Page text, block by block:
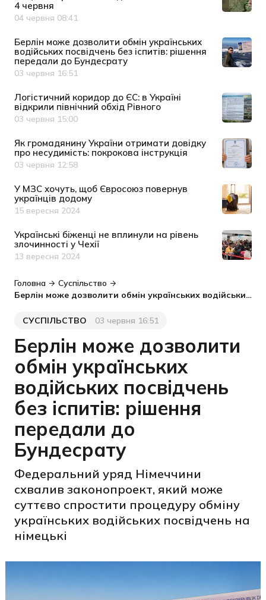
4 червня
Дата публікації
04 червня 08:41
Берлін може дозволити обмін українських
водійських посвідчень без іспитів: рішення
передали до Бундесрату
Дата публікації
03 червня 16:51
Логістичний коридор до ЄС: в Україні
відкрили північний обхід Рівного
Дата публікації
03 червня 15:00
Як громадянину України отримати довідку
про несудимість: покрокова інструкція
Дата публікації
03 червня 12:58
У МЗС хочуть, щоб Євросоюз повернув
українців додому
Дата публікації
15 вересня 2024
Українські біженці не вплинули на рівень
злочинності у Чехії
Дата публікації
13 вересня 2024
Головна
Суспільство
Берлін може дозволити обмін українських водійських посвідчень без іспитів: рішення передали до Бундесрату
Категорія
СУСПІЛЬСТВО
Дата публікації03 червня 16:51
Берлін може дозволити
обмін українських
водійських посвідчень
без іспитів: рішення
передали до
Бундесрату
Федеральний уряд Німеччини
схвалив законопроект, який може
суттєво спростити процедуру обміну
українських водійських посвідчень на
німецькі